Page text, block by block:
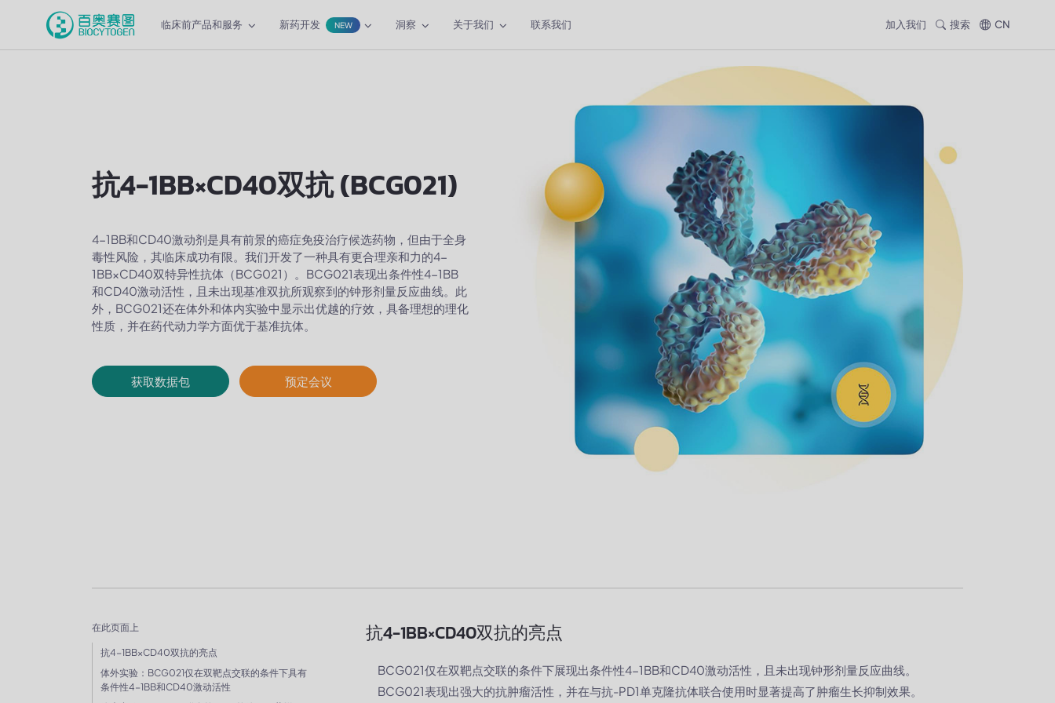
临床前产品和服务 新药开发 NEW 洞察 关于我们 联系我们 加入我们 搜索 CN
抗4-1BB×CD40双抗 (BCG021)
4-1BB和CD40激动剂是具有前景的癌症免疫治疗候选药物，但由于全身
毒性风险，其临床成功有限。我们开发了一种具有更合理亲和力的4-
1BB×CD40双特异性抗体（BCG021）。BCG021表现出条件性4-1BB
和CD40激动活性，且未出现基准双抗所观察到的钟形剂量反应曲线。此
外，BCG021还在体外和体内实验中显示出优越的疗效，具备理想的理化
性质，并在药代动力学方面优于基准抗体。
获取数据包 预定会议
在此页面上
抗4-1BB×CD40双抗的亮点
体外实验：BCG021仅在双靶点交联的条件下具有
条件性4-1BB和CD40激动活性
抗4-1BB×CD40双抗的亮点
BCG021仅在双靶点交联的条件下展现出条件性4-1BB和CD40激动活性，且未出现钟形剂量反应曲线。
BCG021表现出强大的抗肿瘤活性，并在与抗-PD1单克隆抗体联合使用时显著提高了肿瘤生长抑制效果。